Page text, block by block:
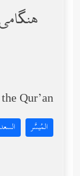
Qur’an:
المُيسَّر